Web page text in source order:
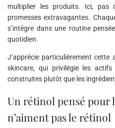
multiplier les produits. Ici, pas
promesses extravagantes.
s’intègre dans une routine
quotidien.
J’apprécie particulièrement
skincare, qui privilégie les
construites plutôt que les
Un rétinol pensé pour
n’aiment pas le rétinol